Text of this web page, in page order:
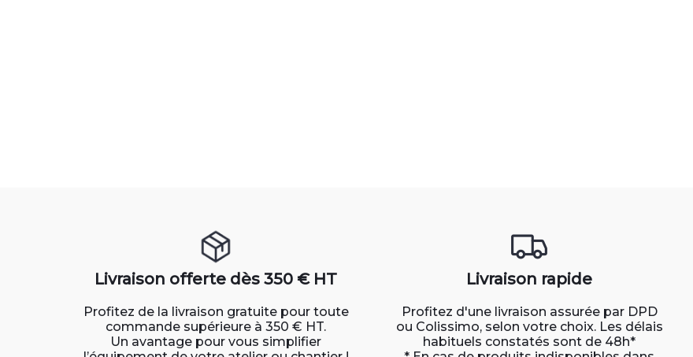
Livraison offerte dès 350 € HT
Profitez de la livraison gratuite pour toute
commande supérieure à 350 € HT.
Un avantage pour vous simplifier
Livraison rapide
Profitez d'une livraison assurée par DPD
ou Colissimo, selon votre choix. Les délais
habituels constatés sont de 48h*